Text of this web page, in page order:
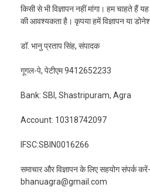
किसी से भी विज्ञापन नहीं मांगा। हम
की आवश्यकता है। कृपया हमें विज्ञापन या
डॉ. भानु प्रताप सिंह, संपादक
गूगल-पे, पेटीएम 9412652233
Bank: SBI, Shastripuram, Agra
Account: 10318742097
IFSC:SBIN0016266
समाचार और विज्ञापन के लिए सहयोग
bhanuagra@gmail.com